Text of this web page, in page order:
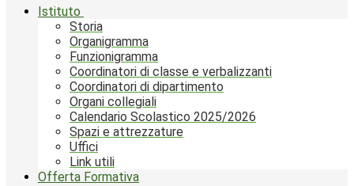
Istituto
Storia
Organigramma
Funzionigramma
Coordinatori di classe e verbalizzanti
Coordinatori di dipartimento
Organi collegiali
Calendario Scolastico 2025/2026
Spazi e attrezzature
Uffici
Link utili
Offerta Formativa